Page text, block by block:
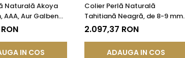
Naturală Akoya
AAA, Aur Galben
IN COS
Colier Perlă Naturală
Tahitiană Neagră, de 8-9 mm,
AAA, Aur Galben 14K cu
Pandantiv | KASKADDA®
2.097,37 RON
ADAUGA IN COS